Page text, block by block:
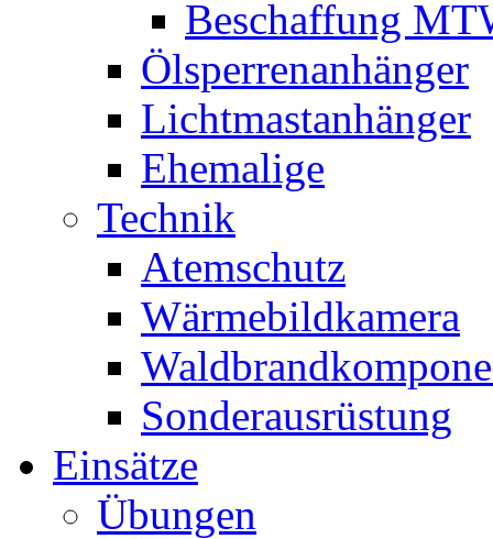
Beschaffung
Ölsperrenanhänger
Lichtmastanhänger
Ehemalige
Technik
Atemschutz
Wärmebildkamera
Sonderausrüstung
Einsätze
Übungen